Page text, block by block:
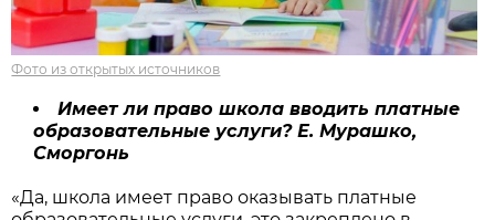
Фото из открытых источников
Имеет ли право школа вводить платные
образовательные услуги? Е. Мурашко,
Сморгонь
«Да, школа имеет право оказывать платные